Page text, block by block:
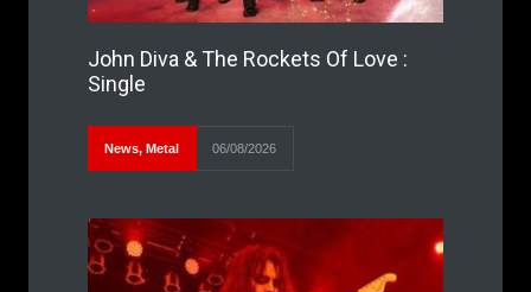
John Diva & The Rockets Of Love :
Single
News, Metal 06/08/2026